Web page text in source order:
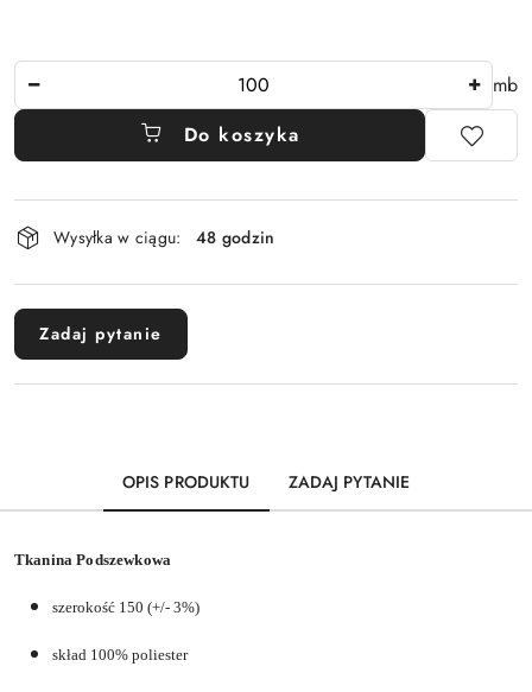
mb
Do koszyka
Dostępność
i
dostawa
Wysyłka w ciągu: 48 godzin
Zadaj pytanie
OPIS PRODUKTU ZADAJ PYTANIE
Tkanina Podszewkowa
szerokość 150 (+/- 3%)
skład 100% poliester